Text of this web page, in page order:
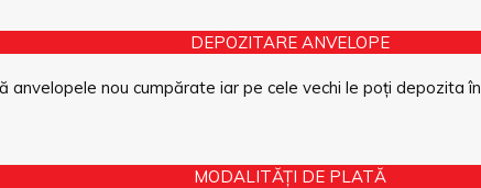
DEPOZITARE ANVELOPE
anvelopele nou cumpărate iar pe cele vechi le poți depozita în
MODALITĂȚI DE PLATĂ